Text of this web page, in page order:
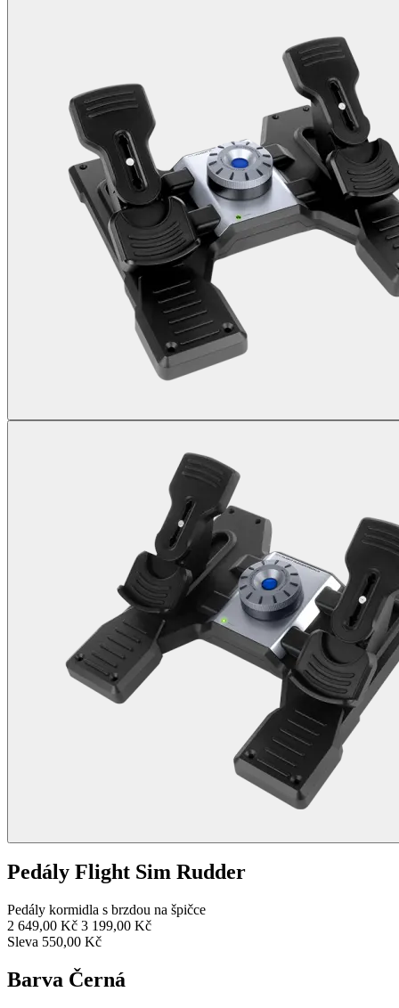
Pedály Flight Sim Rudder
Pedály kormidla s brzdou na špičce
2 649,00 Kč 3 199,00 Kč
Sleva 550,00 Kč
Barva Černá